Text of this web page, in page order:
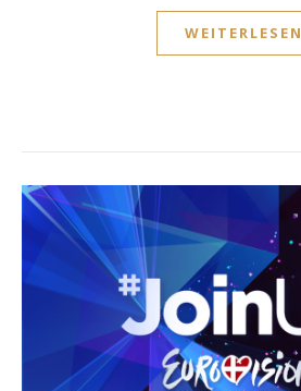
WEITERLESEN